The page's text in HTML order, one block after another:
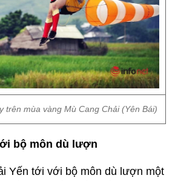
trên mùa vàng Mù Cang Chải (Yên Bái)
bộ môn dù lượn
Yến tới với bộ môn dù lượn một